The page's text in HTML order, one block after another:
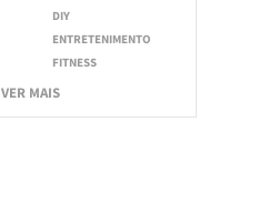
DIY
ENTRETENIMENTO
FITNESS
VER MAIS